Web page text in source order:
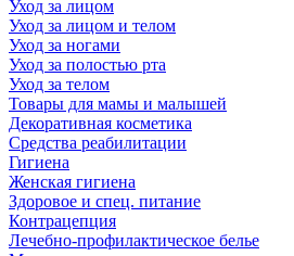
Уход за лицом
Уход за лицом и телом
Уход за ногами
Уход за полостью рта
Уход за телом
Товары для мамы и малышей
Декоративная косметика
Средства реабилитации
Гигиена
Женская гигиена
Здоровое и спец. питание
Контрацепция
Лечебно-профилактическое белье